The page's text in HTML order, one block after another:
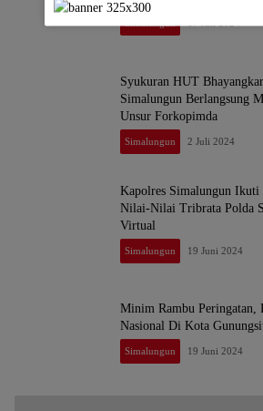
Syukuran HUT
Simalungun Berlangsung
Unsur Forkopimda
Simalungun 2 Juli 2024
Kapolres Simalungun Ikuti
Nilai-Nilai Tribrata Polda
Virtual
Simalungun 19 Juni 2024
Minim Rambu Peringatan, Pengaspalan Ruas Jalan
Nasional Di Kota
Simalungun 19 Juni 2024